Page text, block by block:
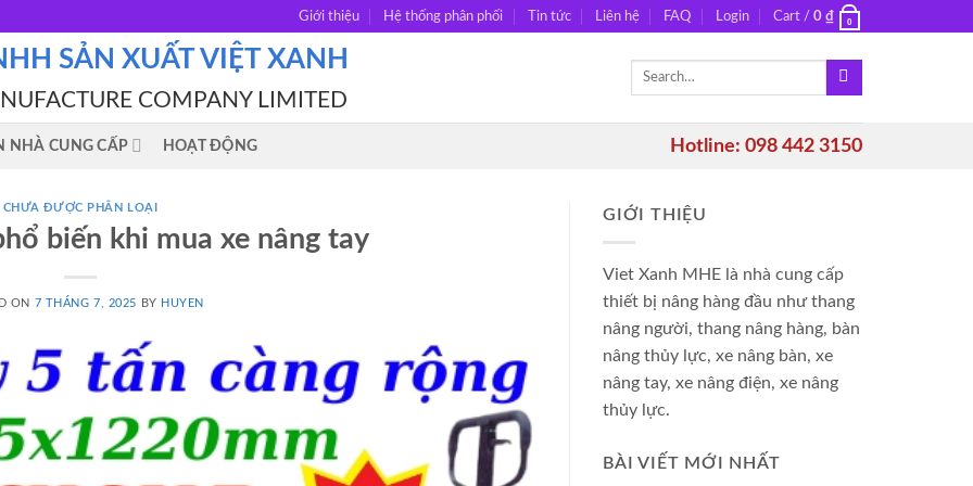
Giới thiệu Hệ thống phân phối Tin tức Liên hệ FAQ Login Cart / 0 ₫ 0
SẢN XUẤT VIỆT XANH
COMPANY LIMITED
Search
NHÀ CUNG CẤP HOẠT ĐỘNG Hotline: 098 442 3150
CHƯA ĐƯỢC PHÂN LOẠI
biến khi mua xe nâng tay
ON 7 THÁNG 7, 2025 BY HUYEN
GIỚI THIỆU
Viet Xanh MHE là nhà cung cấp
thiết bị nâng hàng đầu như thang
nâng người, thang nâng hàng, bàn
nâng thủy lực, xe nâng bàn, xe
nâng tay, xe nâng điện, xe nâng
thủy lực.
BÀI VIẾT MỚI NHẤT